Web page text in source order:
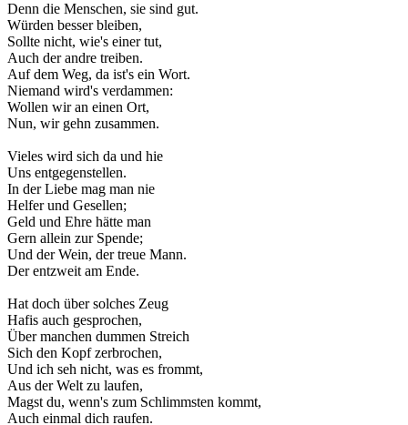
Denn die Menschen, sie sind gut.
Würden besser bleiben,
Sollte nicht, wie's einer tut,
Auch der andre treiben.
Auf dem Weg, da ist's ein Wort.
Niemand wird's verdammen:
Wollen wir an einen Ort,
Nun, wir gehn zusammen.
Vieles wird sich da und hie
Uns entgegenstellen.
In der Liebe mag man nie
Helfer und Gesellen;
Geld und Ehre hätte man
Gern allein zur Spende;
Und der Wein, der treue Mann.
Der entzweit am Ende.
Hat doch über solches Zeug
Hafis auch gesprochen,
Über manchen dummen Streich
Sich den Kopf zerbrochen,
Und ich seh nicht, was es frommt,
Aus der Welt zu laufen,
Magst du, wenn's zum Schlimmsten kommt,
Auch einmal dich raufen.